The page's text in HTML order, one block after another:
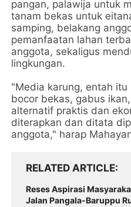
pangan, palawija untuk
tanam bekas untuk
samping, belakang
pemanfaatan lahan
anggota, sekaligus
lingkungan.
"Media karung, entah
bocor bekas, gabus
alternatif praktis dan
diterapkan dan ditata
anggota," harap
RELATED ARTICLE
Reses Aspirasi
Jalan Pangala-Baruppu